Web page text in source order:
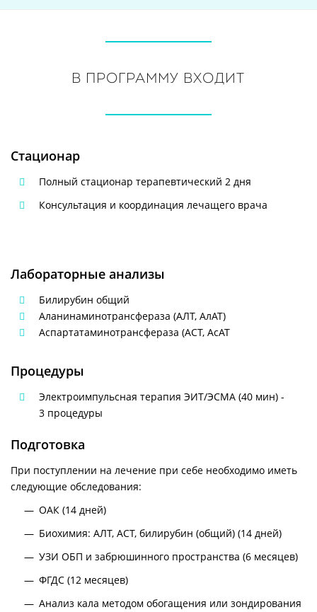
В программу входит
Стационар
Полный стационар терапевтический 2 дня
Консультация и координация лечащего врача
Лабораторные анализы
Билирубин общий
Аланинаминотрансфераза (АЛТ, АлАТ)
Аспартатаминотрансфераза (АСТ, АсАТ
Процедуры
Электроимпульсная терапия ЭИТ/ЭСМА (40 мин) -
3 процедуры
Подготовка
При поступлении на лечение при себе необходимо иметь
следующие обследования:
ОАК (14 дней)
Биохимия: АЛТ, АСТ, билирубин (общий) (14 дней)
УЗИ ОБП и забрюшинного пространства (6 месяцев)
ФГДС (12 месяцев)
Анализ кала методом обогащения или зондирования